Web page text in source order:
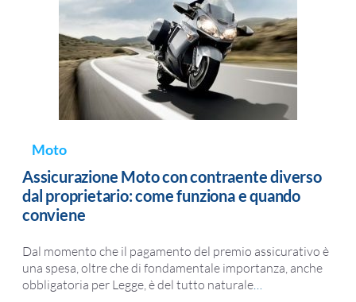
Moto
Assicurazione Moto con contraente diverso
dal proprietario: come funziona e quando
conviene
Dal momento che il pagamento del premio assicurativo è
una spesa, oltre che di fondamentale importanza, anche
obbligatoria per Legge, è del tutto naturale…